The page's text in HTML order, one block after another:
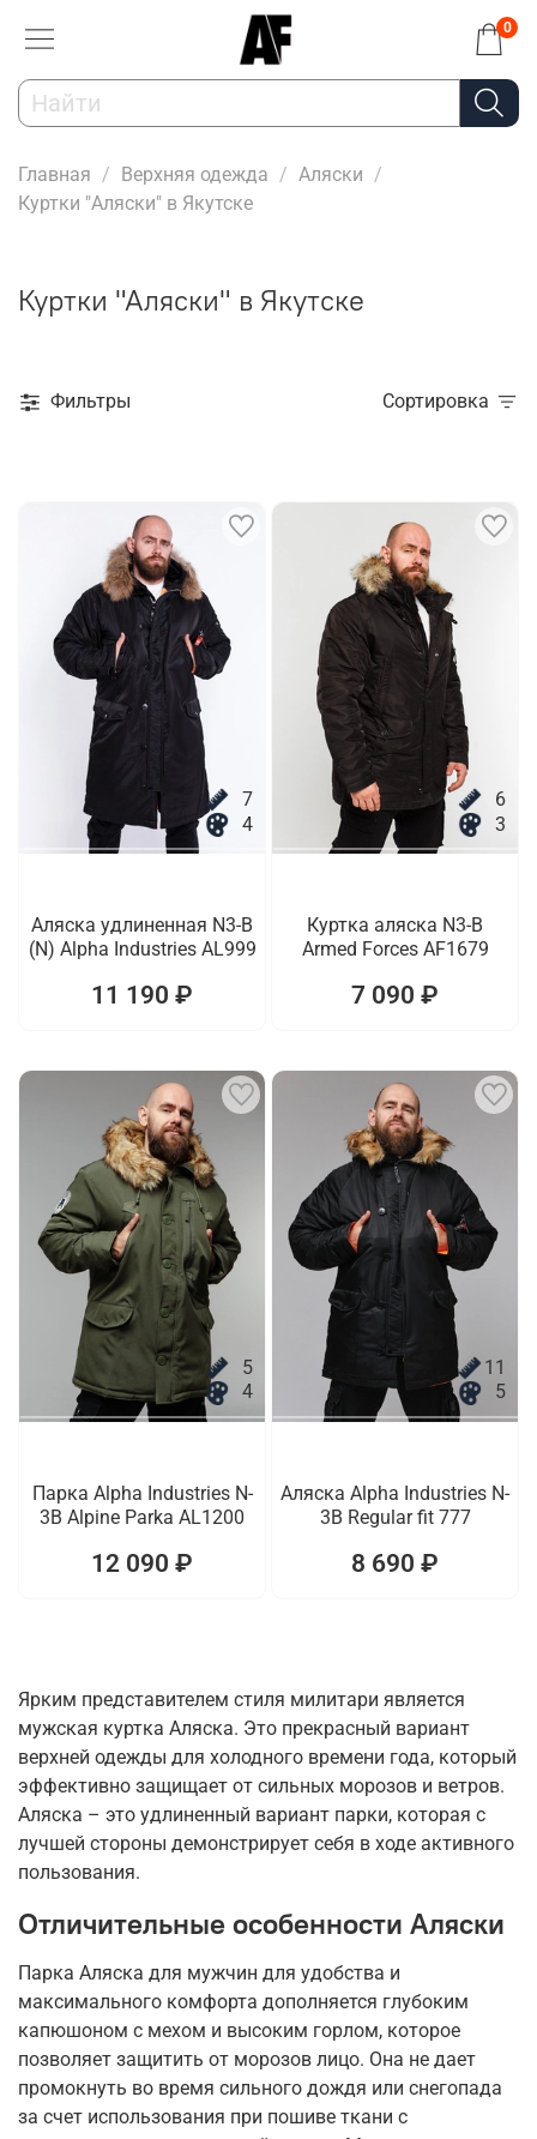
0
Главная Верхняя одежда
Аляски
Куртки "Аляски" в Якутске
Куртки "Аляски" в Якутске
Фильтры Сортировка
7
4
Аляска удлиненная N3-B
(N) Alpha Industries AL999
11 190 ₽
6
3
Куртка аляска N3-B
Armed Forces AF1679
7 090 ₽
5
4
Парка Alpha Industries N-
3B Alpine Parka AL1200
12 090 ₽
11
5
Аляска Alpha Industries N-
3B Regular fit 777
8 690 ₽
Ярким представителем стиля милитари является
мужская куртка Аляска. Это прекрасный вариант
верхней одежды для холодного времени года, который
эффективно защищает от сильных морозов и ветров.
Аляска – это удлиненный вариант парки, которая с
лучшей стороны демонстрирует себя в ходе активного
пользования.
Отличительные особенности Аляски
Парка Аляска для мужчин для удобства и
максимального комфорта дополняется глубоким
капюшоном с мехом и высоким горлом, которое
позволяет защитить от морозов лицо. Она не дает
промокнуть во время сильного дождя или снегопада
за счет использования при пошиве ткани с